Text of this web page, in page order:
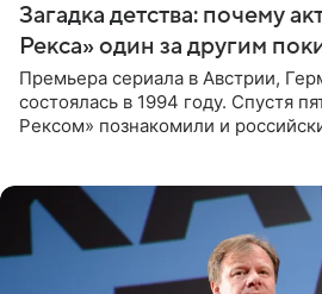
Загадка детства: почему
Рекса» один за другим
Премьера сериала в Австрии,
состоялась в 1994 году. Спустя
Рексом» познакомили и